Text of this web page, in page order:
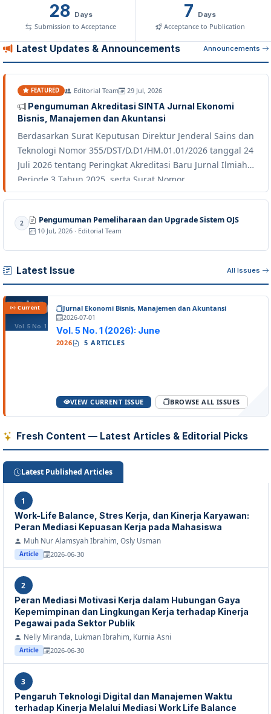
28 Days
Submission to Acceptance
7 Days
Acceptance to Publication
Latest Updates & Announcements Announcements
FEATURED Editorial Team 29 Jul, 2026
Pengumuman Akreditasi SINTA Jurnal Ekonomi
Bisnis, Manajemen dan Akuntansi
Berdasarkan Surat Keputusan Direktur Jenderal Sains dan
Teknologi Nomor 355/DST/D.D1/HM.01.01/2026 tanggal 24
Juli 2026 tentang Peringkat Akreditasi Baru Jurnal Ilmiah
Periode 3 Tahun 2025, serta Surat Nomor
862/DST/D.D1/HM.01.01/2026 tanggal 28 Juli 2026 tentang
3 Tahun 2025, dengan ini kami sampaikan bahwa...
2 Pengumuman Pemeliharaan dan Upgrade Sistem OJS
10 Jul, 2026 · Editorial Team
Latest Issue All Issues
EBiMA
Vol. 5 No. 1
Current Jurnal Ekonomi Bisnis, Manajemen dan Akuntansi
2026-07-01
Vol. 5 No. 1 (2026): June
2026 5 ARTICLES
VIEW CURRENT ISSUE BROWSE ALL ISSUES
Fresh Content — Latest Articles & Editorial Picks
Latest Published Articles
1
Work-Life Balance, Stres Kerja, dan Kinerja Karyawan:
Peran Mediasi Kepuasan Kerja pada Mahasiswa
Muh Nur Alamsyah Ibrahim, Osly Usman
Article 2026-06-30
2
Peran Mediasi Motivasi Kerja dalam Hubungan Gaya
Kepemimpinan dan Lingkungan Kerja terhadap Kinerja
Pegawai pada Sektor Publik
Nelly Miranda, Lukman Ibrahim, Kurnia Asni
Article 2026-06-30
3
Pengaruh Teknologi Digital dan Manajemen Waktu
terhadap Kinerja Melalui Mediasi Work Life Balance